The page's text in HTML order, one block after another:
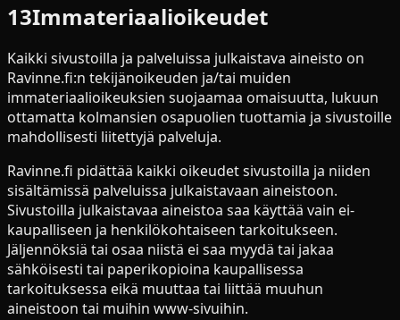
13Immateriaalioikeudet
Kaikki sivustoilla ja palveluissa julkaistava aineisto on
Ravinne.fi:n tekijänoikeuden ja/tai muiden
immateriaalioikeuksien suojaamaa omaisuutta, lukuun
ottamatta kolmansien osapuolien tuottamia ja sivustoille
mahdollisesti liitettyjä palveluja.
Ravinne.fi pidättää kaikki oikeudet sivustoilla ja niiden
sisältämissä palveluissa julkaistavaan aineistoon.
Sivustoilla julkaistavaa aineistoa saa käyttää vain ei-
kaupalliseen ja henkilökohtaiseen tarkoitukseen.
Jäljennöksiä tai osaa niistä ei saa myydä tai jakaa
sähköisesti tai paperikopioina kaupallisessa
tarkoituksessa eikä muuttaa tai liittää muuhun
aineistoon tai muihin www-sivuihin.